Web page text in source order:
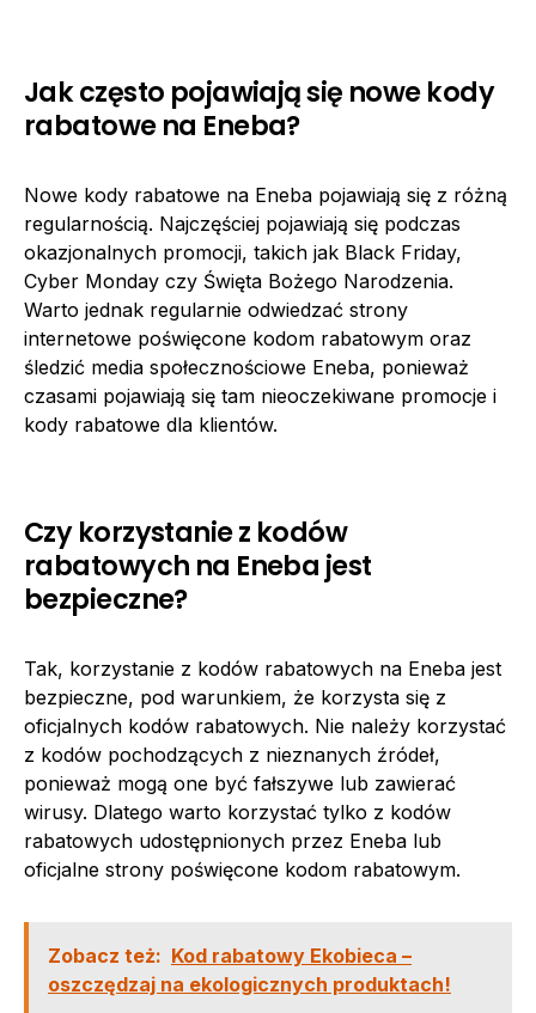
Jak często pojawiają się nowe kody
rabatowe na Eneba?
Nowe kody rabatowe na Eneba pojawiają się z różną
regularnością. Najczęściej pojawiają się podczas
okazjonalnych promocji, takich jak Black Friday,
Cyber Monday czy Święta Bożego Narodzenia.
Warto jednak regularnie odwiedzać strony
internetowe poświęcone kodom rabatowym oraz
śledzić media społecznościowe Eneba, ponieważ
czasami pojawiają się tam nieoczekiwane promocje i
kody rabatowe dla klientów.
Czy korzystanie z kodów
rabatowych na Eneba jest
bezpieczne?
Tak, korzystanie z kodów rabatowych na Eneba jest
bezpieczne, pod warunkiem, że korzysta się z
oficjalnych kodów rabatowych. Nie należy korzystać
z kodów pochodzących z nieznanych źródeł,
ponieważ mogą one być fałszywe lub zawierać
wirusy. Dlatego warto korzystać tylko z kodów
rabatowych udostępnionych przez Eneba lub
oficjalne strony poświęcone kodom rabatowym.
Zobacz też: Kod rabatowy Ekobieca –
oszczędzaj na ekologicznych produktach!